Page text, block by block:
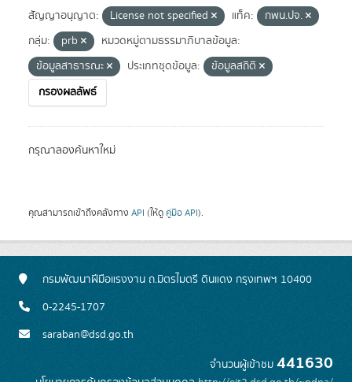
สัญญาอนุญาต: License not specified แท็ค:
กพน.ปจ.
กลุ่ม:
prb
หมวดหมู่ตามธรรมาภิบาลข้อมูล:
ข้อมูลสาธารณะ
ประเภทชุดข้อมูล:
ข้อมูลสถิติ
กรองผลลัพธ์
กรุณาลองค้นหาใหม่
คุณสามารถเข้าถึงคลังทาง API (ให้ดู คู่มือ API).
กรมพัฒนาฝีมือแรงงาน ถ.มิตรไมตรี ดินแดง กรุงเทพฯ 10400
0-2245-1707
saraban@dsd.go.th
จำนวนผู้เข้าชม 441630